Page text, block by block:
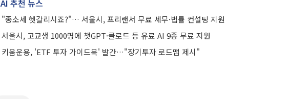
AI 추천 뉴스
"종소세 헷갈리시죠?"… 서울시, 프리랜서 무료 세무·법률 컨설팅 지원
서울시, 고교생 1000명에 챗GPT·클로드 등 유료 AI 9종 무료 지원
키움운용, 'ETF 투자 가이드북' 발간…"장기투자 로드맵 제시"